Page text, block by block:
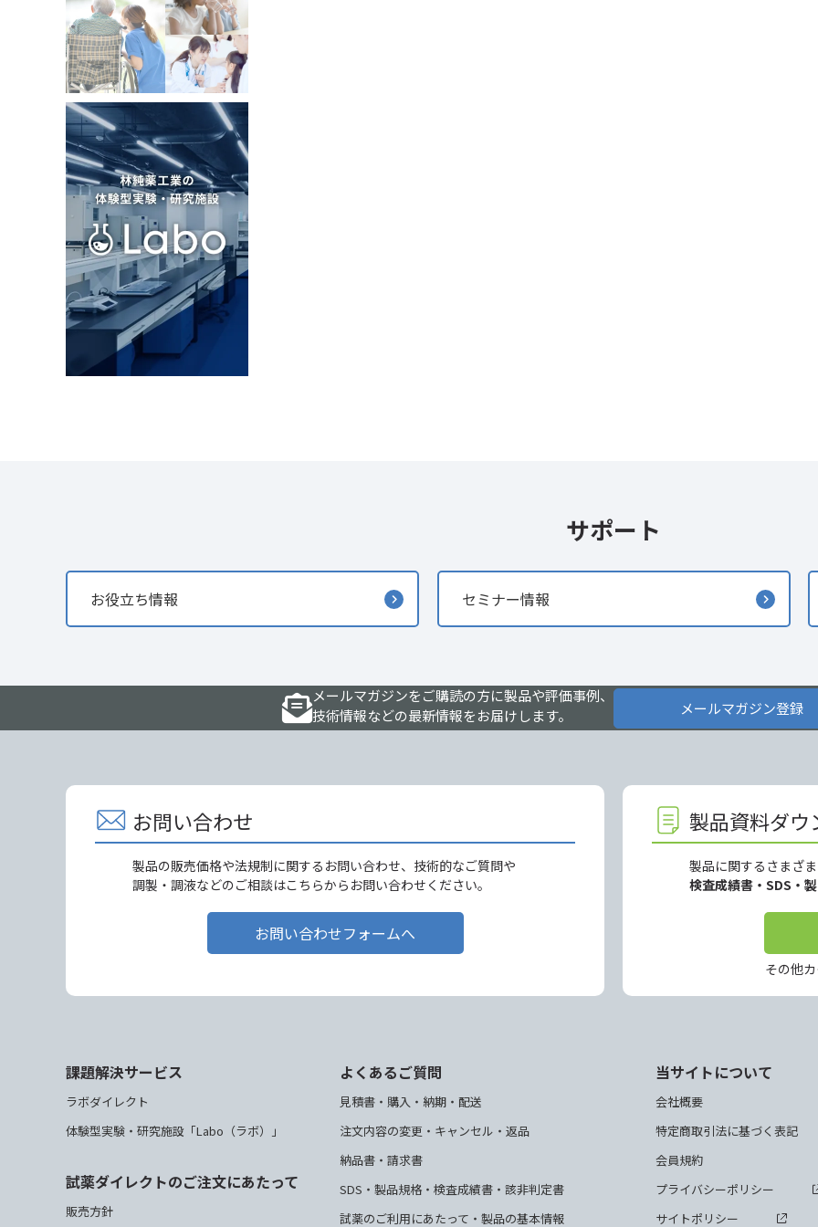
サポート
お役立ち情報 セミナー情報
メールマガジンをご購読の方に製品や評価事例、
技術情報などの最新情報をお届けします。
メールマガジン登録
お問い合わせ
製品の販売価格や法規制に関するお問い合わせ、技術的なご質問や
調製・調液などのご相談はこちらからお問い合わせください。
お問い合わせフォームへ
製品資料ダウ
製品に関するさまざ
検査成績書・SDS・
その他
課題解決サービス
ラボダイレクト
体験型実験・研究施設「Labo（ラボ）」
試薬ダイレクトのご注文にあたって
販売方針
よくあるご質問
見積書・購入・納期・配送
注文内容の変更・キャンセル・返品
納品書・請求書
SDS・製品規格・検査成績書・該非判定書
試薬のご利用にあたって・製品の基本情報
当サイトについて
会社概要
特定商取引法に基づく表記
会員規約
プライバシーポリシー
サイトポリシー